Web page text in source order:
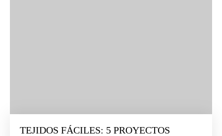
TEJIDOS FÁCILES: 5 PROYECTOS